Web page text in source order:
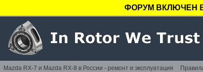
ФОРУМ ВКЛЮЧЕН
Mazda RX-7 и Mazda RX-8 в России - ремонт и эксплуатация